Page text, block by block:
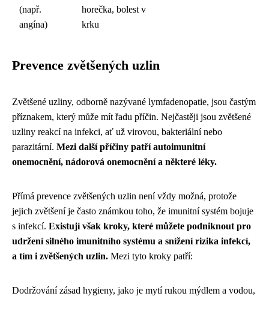
(např.
angína)
horečka, bolest v
krku
Prevence zvětšených uzlin
Zvětšené uzliny, odborně nazývané lymfadenopatie, jsou častým
příznakem, který může mít řadu příčin. Nejčastěji jsou zvětšené
uzliny reakcí na infekci, ať už virovou, bakteriální nebo
parazitární. Mezi další příčiny patří autoimunitní
onemocnění, nádorová onemocnění a některé léky.
Přímá prevence zvětšených uzlin není vždy možná, protože
jejich zvětšení je často známkou toho, že imunitní systém bojuje
s infekcí. Existují však kroky, které můžete podniknout pro
udržení silného imunitního systému a snížení rizika infekcí,
a tím i zvětšených uzlin. Mezi tyto kroky patří:
Dodržování zásad hygieny, jako je mytí rukou mýdlem a vodou,